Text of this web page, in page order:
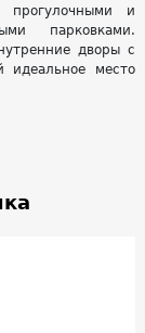
прогулочными и
парковками.
дворы с
идеальное место